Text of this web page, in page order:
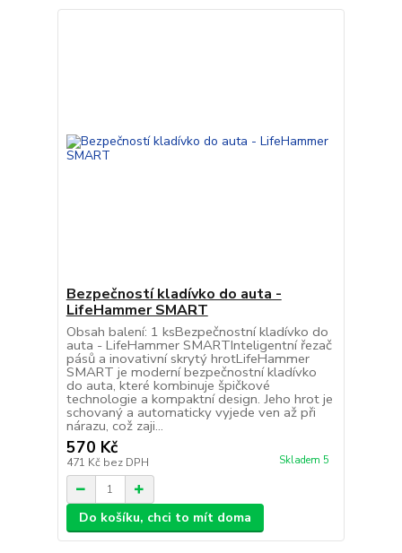
Bezpečností kladívko do auta -
LifeHammer SMART
Obsah balení: 1 ksBezpečnostní kladívko do
auta - LifeHammer SMARTInteligentní řezač
pásů a inovativní skrytý hrotLifeHammer
SMART je moderní bezpečnostní kladívko
do auta, které kombinuje špičkové
technologie a kompaktní design. Jeho hrot je
schovaný a automaticky vyjede ven až při
nárazu, což zaji...
570 Kč
471 Kč bez DPH Skladem 5
Do košíku, chci to mít doma